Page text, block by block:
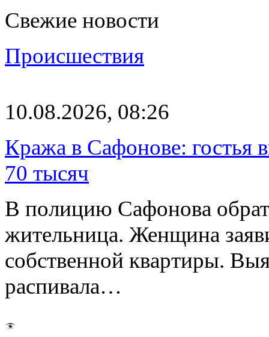
Свежие новости
Происшествия
10.08.2026, 08:26
Кража в Сафонове: гостья
70 тысяч
В полицию Сафонова
жительница. Женщина
собственной квартиры.
распивала…